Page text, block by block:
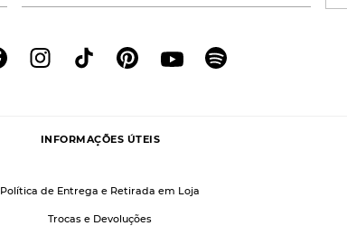
INFORMAÇÕES ÚTEIS
Política de Entrega e Retirada em Loja
Trocas e Devoluções